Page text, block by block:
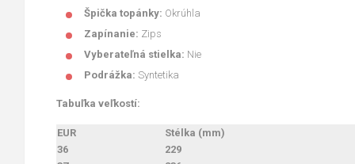
Špička topánky: Okrúhla
Zapínanie: Zips
Vyberateľná stielka: Nie
Podrážka: Syntetika
Tabuľka veľkostí:
EUR
Stélka (mm)
36
229